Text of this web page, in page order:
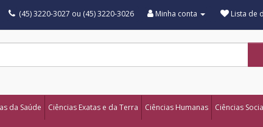
(45) 3220-3027 ou (45) 3220-3026 Minha conta Lista de
da Saúde Ciências Exatas e da Terra Ciências Humanas Ciências